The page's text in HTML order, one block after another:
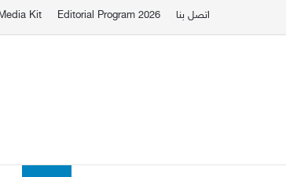
اتصل بنا Editorial Program 2026
Kit